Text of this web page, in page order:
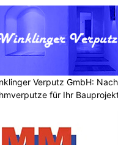
Verputz GmbH:
für Ihr